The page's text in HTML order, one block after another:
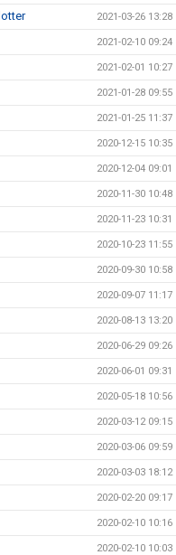
2021-03-26 13:28
2021-02-10 09:24
2021-02-01 10:27
2021-01-28 09:55
2021-01-25 11:37
2020-12-15 10:35
2020-12-04 09:01
2020-11-30 10:48
2020-11-23 10:31
2020-10-23 11:55
2020-09-30 10:58
2020-09-07 11:17
2020-08-13 13:20
2020-06-29 09:26
2020-06-01 09:31
2020-05-18 10:56
2020-03-12 09:15
2020-03-06 09:59
2020-03-03 18:12
2020-02-20 09:17
2020-02-10 10:16
2020-02-10 10:03